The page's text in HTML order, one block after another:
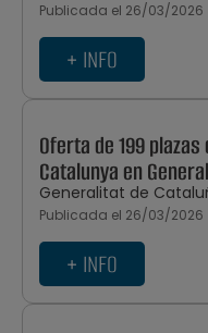
Publicada el 26/03/2026
+ INFO
Oferta de 199
Catalunya en
Generalitat de
Publicada el 26/03/2026
+ INFO